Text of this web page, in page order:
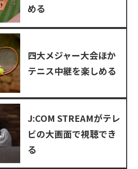
める
四大メジャー大会ほか
テニス中継を楽しめる
J:COM STREAMがテレ
ビの大画面で視聴でき
る